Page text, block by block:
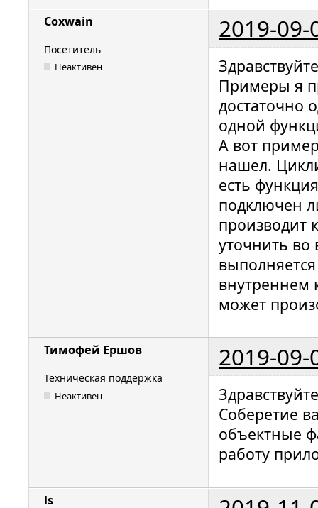
        res = GrdCodeRun(...)
        ...
    }
    return res;
}
Coxwain 2019-09-
Посетитель
Неактивен
Примеры я
достаточно
одной
А вот
нашел.
есть
подключен
производит
уточнить во
внутреннем
может
Тимофей Ершов 2019-09-
Техническая поддержка
Неактивен
Соберетие
объектные
работу
ls